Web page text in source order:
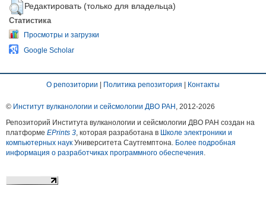
Редактировать (только для владельца)
Статистика
Просмотры и загрузки
Google Scholar
О репозитории | Политика репозитория | Контакты
© Институт вулканологии и сейсмологии ДВО РАН , 2012-2026
Репозиторий Института вулканологии и сейсмологии ДВО РАН создан на
платформе EPrints 3 , которая разработана в Школе электроники и
компьютерных наук Университета Саутгемптона. Более подробная
информация о разработчиках программного обеспечения